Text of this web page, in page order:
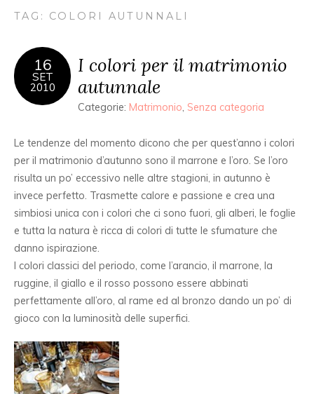
TAG: COLORI AUTUNNALI
16
SET
2010
I colori per il matrimonio
autunnale
Categorie: Matrimonio Senza categoria
Le tendenze del momento dicono che per quest’anno i colori
per il matrimonio d’autunno sono il marrone e l’oro. Se l’oro
risulta un po’ eccessivo nelle altre stagioni, in autunno è
invece perfetto. Trasmette calore e passione e crea una
simbiosi unica con i colori che ci sono fuori, gli alberi, le foglie
e tutta la natura è ricca di colori di tutte le sfumature che
danno ispirazione.
I colori classici del periodo, come l’arancio, il marrone, la
ruggine, il giallo e il rosso possono essere abbinati
perfettamente all’oro, al rame ed al bronzo dando un po’ di
gioco con la luminosità delle superfici.